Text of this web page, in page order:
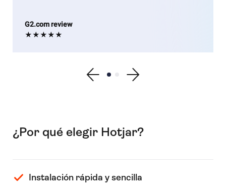
G2.com review
★★★★★
Show previous testimonial
Show testimonial 1
Show testimonial 2
Show next testimonial
¿Por qué elegir Hotjar?
Instalación rápida y sencilla